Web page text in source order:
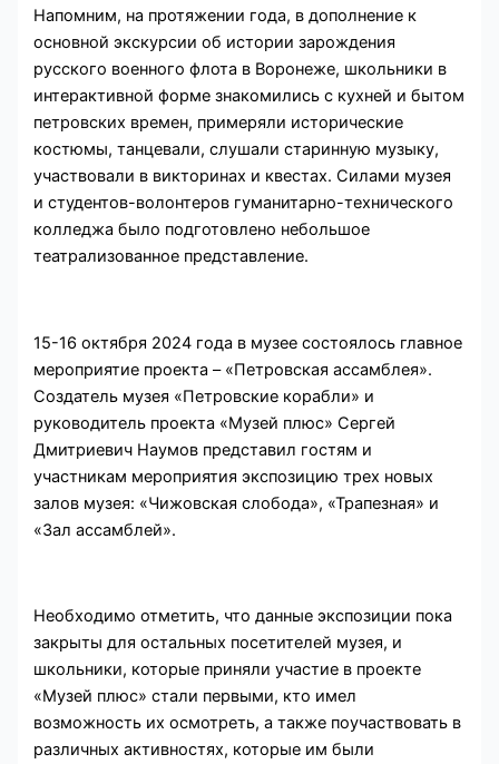
Напомним, на протяжении года, в дополнение к
основной экскурсии об истории зарождения
русского военного флота в Воронеже, школьники в
интерактивной форме знакомились с кухней и бытом
петровских времен, примеряли исторические
костюмы, танцевали, слушали старинную музыку,
участвовали в викторинах и квестах. Силами музея
и студентов-волонтеров гуманитарно-технического
колледжа было подготовлено небольшое
театрализованное представление.
15-16 октября 2024 года в музее состоялось главное
мероприятие проекта – «Петровская ассамблея».
Создатель музея «Петровские корабли» и
руководитель проекта «Музей плюс» Сергей
Дмитриевич Наумов представил гостям и
участникам мероприятия экспозицию трех новых
залов музея: «Чижовская слобода», «Трапезная» и
«Зал ассамблей».
Необходимо отметить, что данные экспозиции пока
закрыты для остальных посетителей музея, и
школьники, которые приняли участие в проекте
«Музей плюс» стали первыми, кто имел
возможность их осмотреть, а также поучаствовать в
различных активностях, которые им были